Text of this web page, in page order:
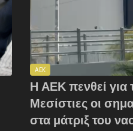
AEK
Η ΑΕΚ πενθεί για
Μεσίστιες οι
στα μάτριξ του